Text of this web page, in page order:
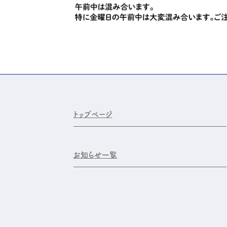
トップページ
お知らせ一覧